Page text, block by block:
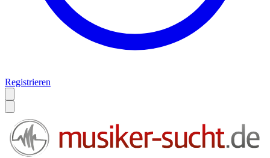
Registrieren